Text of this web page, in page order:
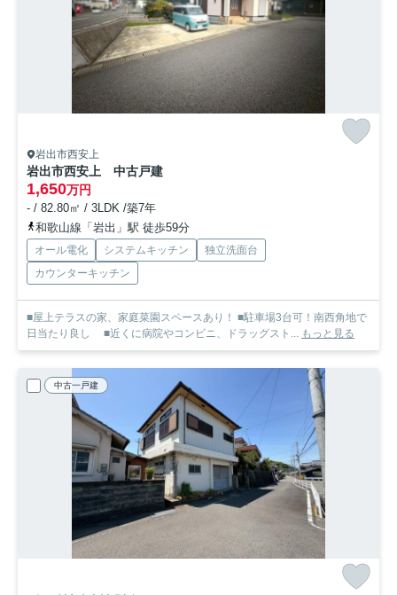
岩出市西安上
岩出市西安上 中古戸建
1,650万円
- / 82.80㎡ / 3LDK /築7年
和歌山線「岩出」駅 徒歩59分
オール電化 システムキッチン
独立洗面台
カウンターキッチン
■屋上テラスの家、家庭菜園スペースあり！ ■駐車場3台可！南西角地で
日当たり良し ■近くに病院やコンビニ、ドラッグスト... もっと見る
中古一戸建